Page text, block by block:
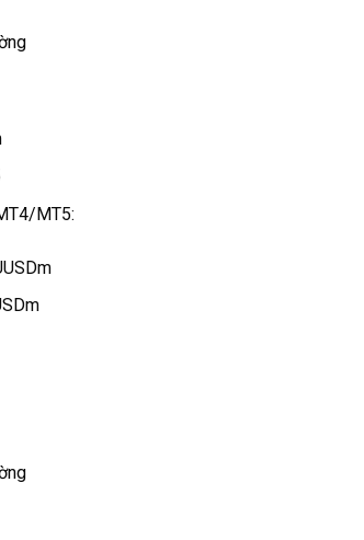
MT5: